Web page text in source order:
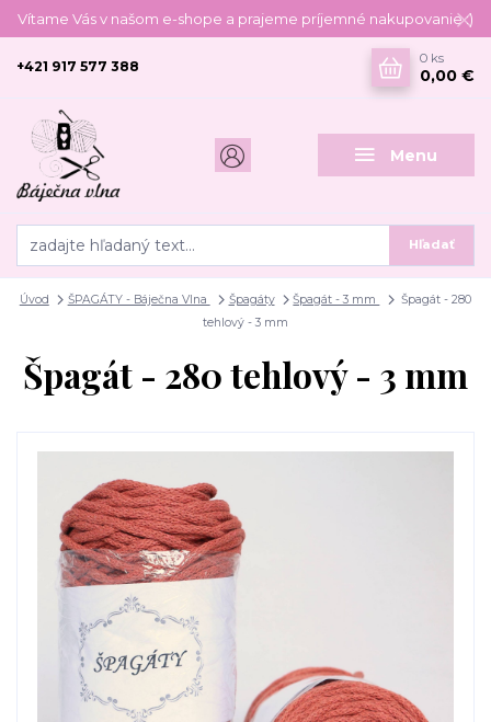
Vítame Vás v našom e-shope a prajeme príjemné nakupovanie :)
Menu
Hľadať
+421 917 577 388
0 ks
0,00 €
Úvod ŠPAGÁTY - Báječna Vlna Špagáty Špagát - 3 mm
Špagát - 280
tehlový - 3 mm
Špagát - 280 tehlový - 3 mm